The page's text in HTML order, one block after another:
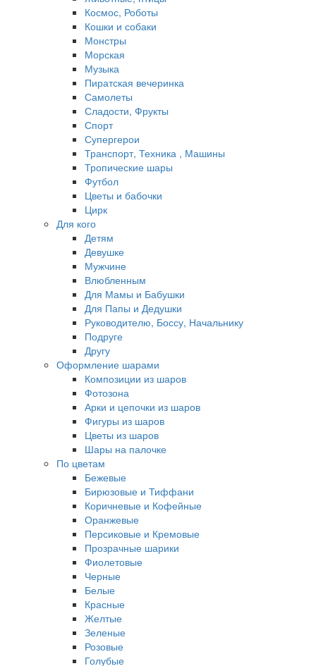
Космос, Роботы
Кошки и собаки
Монстры
Морская
Музыка
Пиратская вечеринка
Самолеты
Сладости, Фрукты
Спорт
Супергерои
Транспорт, Техника , Машины
Тропические шары
Футбол
Цветы и бабочки
Цирк
Для кого
Детям
Девушке
Мужчине
Влюбленным
Для Мамы и Бабушки
Для Папы и Дедушки
Руководителю, Боссу, Начальнику
Подруге
Другу
Оформление шарами
Композиции из шаров
Фотозона
Арки и цепочки из шаров
Фигуры из шаров
Цветы из шаров
Шары на палочке
По цветам
Бежевые
Бирюзовые и Тиффани
Коричневые и Кофейные
Оранжевые
Персиковые и Кремовые
Прозрачные шарики
Фиолетовые
Черные
Белые
Красные
Желтые
Зеленые
Розовые
Голубые